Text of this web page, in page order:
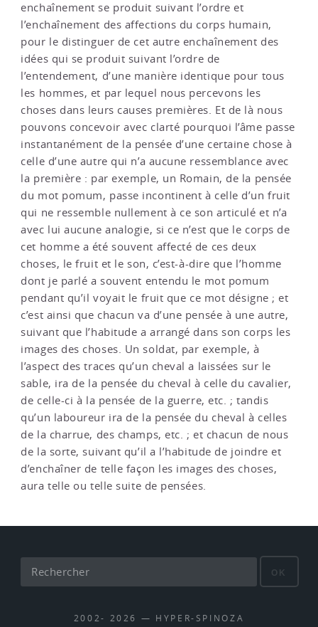
enchaînement se produit suivant l’ordre et
l’enchaînement des affections du corps humain,
pour le distinguer de cet autre enchaînement des
idées qui se produit suivant l’ordre de
l’entendement, d’une manière identique pour tous
les hommes, et par lequel nous percevons les
choses dans leurs causes premières. Et de là nous
pouvons concevoir avec clarté pourquoi l’âme passe
instantanément de la pensée d’une certaine chose à
celle d’une autre qui n’a aucune ressemblance avec
la première : par exemple, un Romain, de la pensée
du mot pomum, passe incontinent à celle d’un fruit
qui ne ressemble nullement à ce son articulé et n’a
avec lui aucune analogie, si ce n’est que le corps de
cet homme a été souvent affecté de ces deux
choses, le fruit et le son, c’est-à-dire que l’homme
dont je parlé a souvent entendu le mot pomum
pendant qu’il voyait le fruit que ce mot désigne ; et
c’est ainsi que chacun va d’une pensée à une autre,
suivant que l’habitude a arrangé dans son corps les
images des choses. Un soldat, par exemple, à
l’aspect des traces qu’un cheval a laissées sur le
sable, ira de la pensée du cheval à celle du cavalier,
de celle-ci à la pensée de la guerre, etc. ; tandis
qu’un laboureur ira de la pensée du cheval à celles
de la charrue, des champs, etc. ; et chacun de nous
de la sorte, suivant qu’il a l’habitude de joindre et
d’enchaîner de telle façon les images des choses,
aura telle ou telle suite de pensées.
OK
2002- 2026 — HYPER-SPINOZA